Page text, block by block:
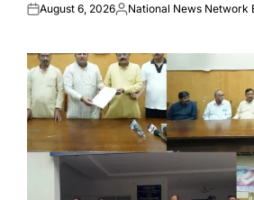
Posted
August 6, 2026Posted
National News Network